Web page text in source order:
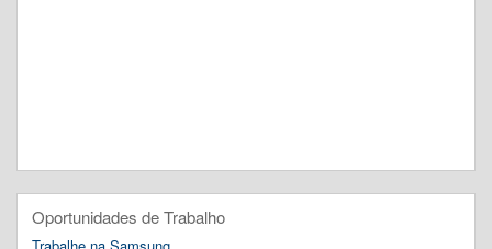
Oportunidades de Trabalho
Trabalhe na Samsung